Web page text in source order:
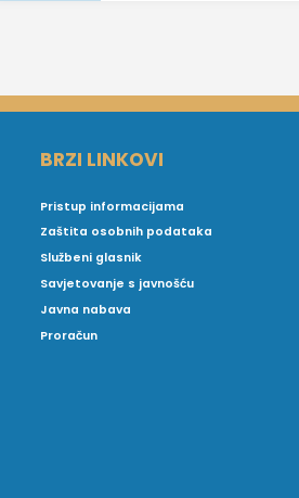
BRZI LINKOVI
Pristup informacijama
Zaštita osobnih podataka
Službeni glasnik
Savjetovanje s javnošću
Javna nabava
Proračun